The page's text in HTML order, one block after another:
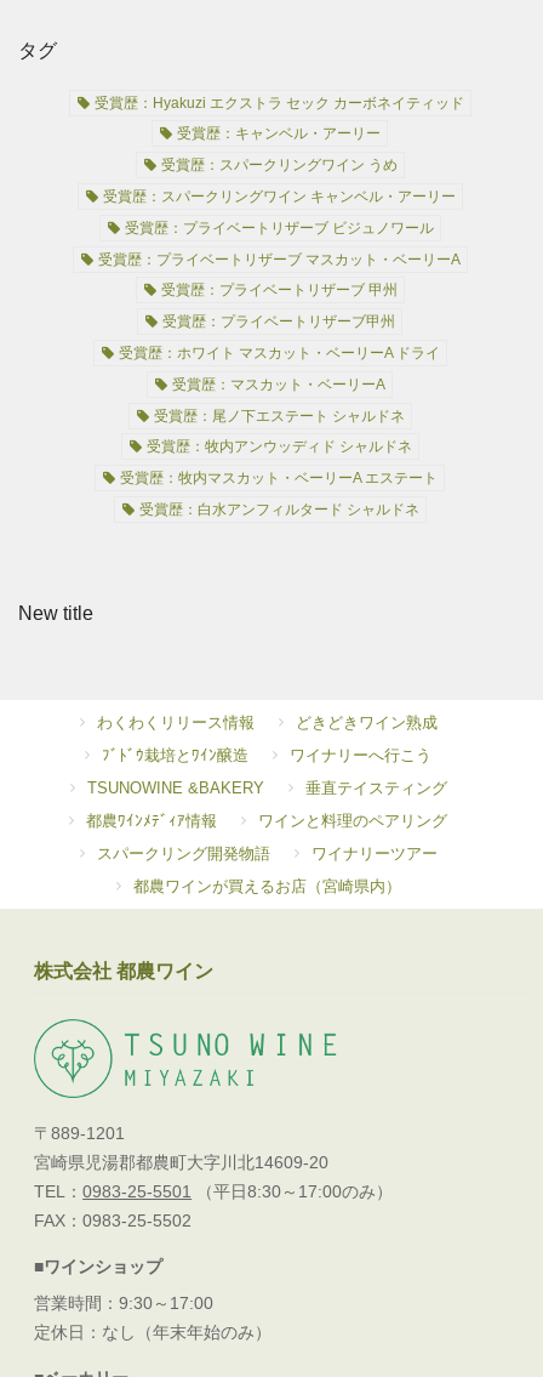
タグ
受賞歴：Hyakuzi エクストラ セック カーボネイティッド
受賞歴：キャンベル・アーリー
受賞歴：スパークリングワイン うめ
受賞歴：スパークリングワイン キャンベル・アーリー
受賞歴：プライベートリザーブ ビジュノワール
受賞歴：プライベートリザーブ マスカット・ベーリーA
受賞歴：プライベートリザーブ 甲州
受賞歴：プライベートリザーブ甲州
受賞歴：ホワイト マスカット・ベーリーA ドライ
受賞歴：マスカット・ベーリーA
受賞歴：尾ノ下エステート シャルドネ
受賞歴：牧内アンウッディド シャルドネ
受賞歴：牧内マスカット・ベーリーA エステート
受賞歴：白水アンフィルタード シャルドネ
New title
わくわくリリース情報
どきどきワイン熟成
ﾌﾞﾄﾞｳ栽培とﾜｲﾝ醸造
ワイナリーへ行こう
TSUNOWINE &BAKERY
垂直テイスティング
都農ﾜｲﾝﾒﾃﾞｨｱ情報
ワインと料理のペアリング
スパークリング開発物語
ワイナリーツアー
都農ワインが買えるお店（宮崎県内）
株式会社 都農ワイン
〒889-1201
宮崎県児湯郡都農町大字川北14609-20
TEL：0983-25-5501
（平日8:30～17:00のみ）
FAX：0983-25-5502
■ワインショップ
営業時間：9:30～17:00
定休日：なし（年末年始のみ）